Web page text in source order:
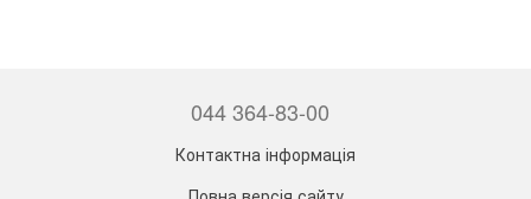
044 364-83-00
Контактна інформація